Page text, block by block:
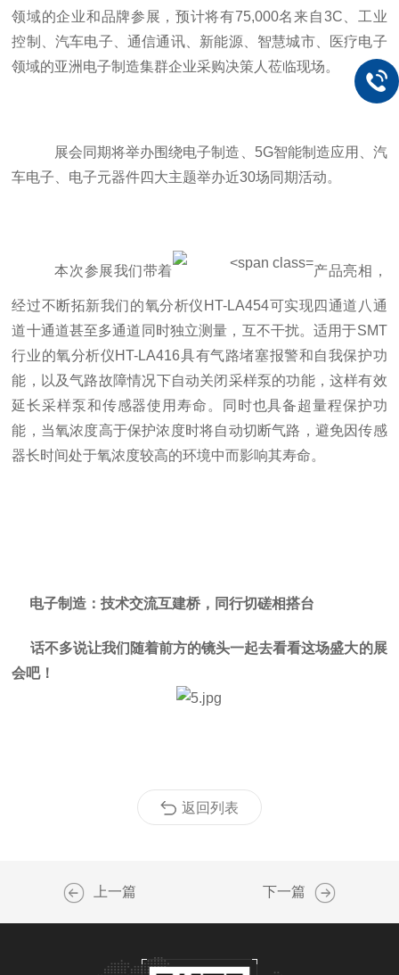
领域的企业和品牌参展，预计将有75,000名来自3C 、工业
控制、汽车电子、通信通讯、新能源、智慧城市、医疗电子
领域的亚洲电子制造集群企业采购决策人莅临现场。
展会同期将举办围绕电子制造、 5G智能制造应用、汽
车电子、电子元器件四大主题举办近30场同期活动。
本次参展我们带着 产品亮相，
经过不断拓新我们的氧分析仪 HT-LA454可实现四通道八通
道十通道甚至多通道 同时独立测量，互不干扰。适用于SMT
行业的氧分析仪HT-LA416具有气路堵塞报警和自我保护功
能， 以及气路故障情况下自动关闭采样泵的功能， 这样有效
延长采样泵和传感器使用寿命 。同时也具备超量程保护功
能，当氧浓度高于保护浓度时将自动切断气路，避免因传感
器长时间处于氧浓度较高的环境中而影响其寿命。
电子制造：技术交流互建桥，同行切磋相搭台
话不多说让我们随着前方的镜头一起去看看这场盛大的展
会吧！
返回列表
上一篇 下一篇